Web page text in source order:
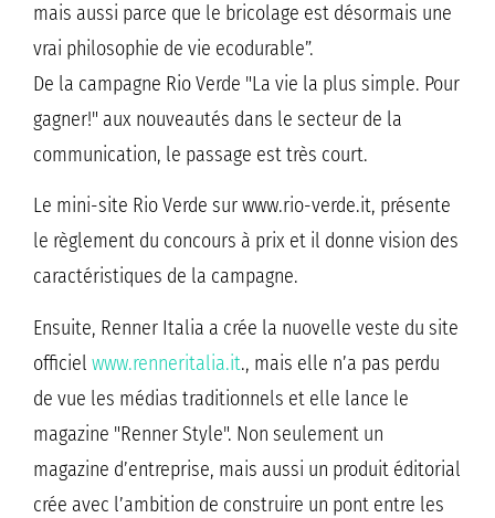
mais aussi parce que le bricolage est désormais une
vrai philosophie de vie ecodurable”.
De la campagne Rio Verde "La vie la plus simple. Pour
gagner!" aux nouveautés dans le secteur de la
communication, le passage est très court.
Le mini-site Rio Verde sur www.rio-verde.it, présente
le règlement du concours à prix et il donne vision des
caractéristiques de la campagne.
Ensuite, Renner Italia a crée la nuovelle veste du site
officiel www.renneritalia.it., mais elle n’a pas perdu
de vue les médias traditionnels et elle lance le
magazine "Renner Style". Non seulement un
magazine d’entreprise, mais aussi un produit éditorial
crée avec l’ambition de construire un pont entre les